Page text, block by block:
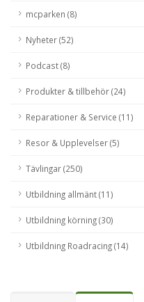
mcparken (8)
Nyheter (52)
Podcast (8)
Produkter & tillbehör (24)
Reparationer & Service (11)
Resor & Upplevelser (5)
Tävlingar (250)
Utbildning allmänt (11)
Utbildning körning (30)
Utbildning Roadracing (14)